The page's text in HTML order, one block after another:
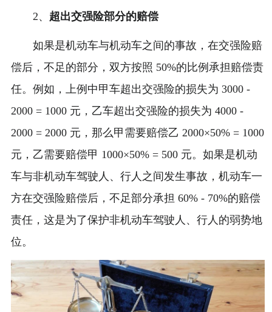
2、 超出交强险部分的赔偿
如果是机动车与机动车之间的事故，在交强险赔
偿后，不足的部分，双方按照 50%的比例承担赔偿责
任。例如，上例中甲车超出交强险的损失为 3000 -
2000 = 1000 元，乙车超出交强险的损失为 4000 -
2000 = 2000 元，那么甲需要赔偿乙 2000×50% = 1000
元，乙需要赔偿甲 1000×50% = 500 元。如果是机动
车与非机动车驾驶人、行人之间发生事故，机动车一
方在交强险赔偿后，不足部分承担 60% - 70%的赔偿
责任，这是为了保护非机动车驾驶人、行人的弱势地
位。